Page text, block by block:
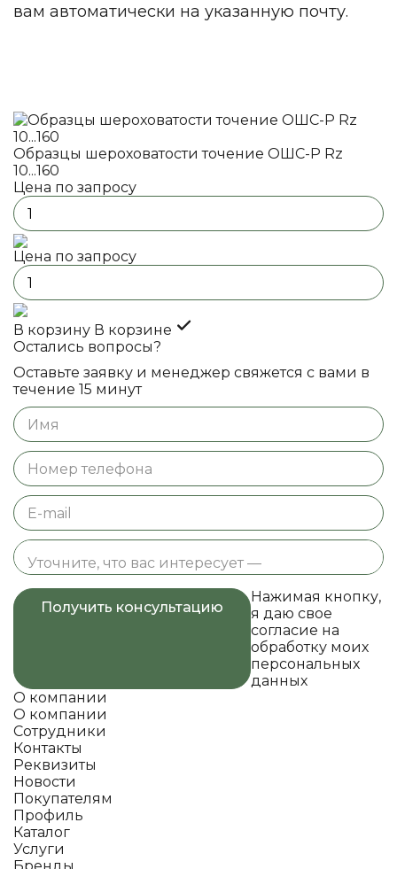
вам автоматически на указанную почту.
Образцы шероховатости точение ОШС-Р Rz
10...160
Цена по запросу
Цена по запросу
В корзину В корзине
Остались вопросы?
Оставьте заявку и менеджер свяжется с вами в
течение 15 минут
Получить консультацию
Нажимая кнопку,
я даю свое
согласие на
обработку моих
персональных
данных
О компании
О компании
Сотрудники
Контакты
Реквизиты
Новости
Покупателям
Профиль
Каталог
Услуги